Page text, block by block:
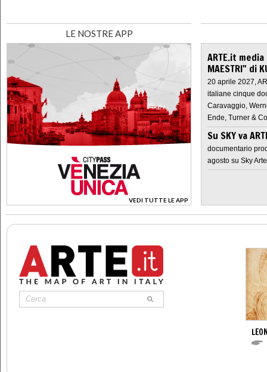
LE NOSTRE APP
VEDI TUTTE LE APP
>
ARTE.it
MAESTRI" di
20 aprile 2027,
italiane cinque
Caravaggio,
Ende, Turner &
Su SKY va
documentario
agosto su Sky Arte